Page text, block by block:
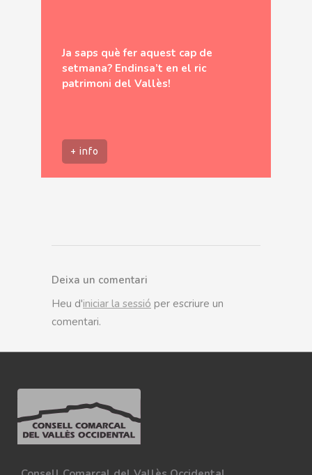
Ja saps què fer aquest cap de
setmana? Endinsa’t en el ric
patrimoni del Vallès!
+ info
Deixa un comentari
Heu d'iniciar la sessió per escriure un
comentari.